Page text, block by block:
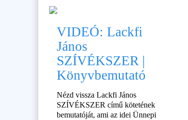
VIDEÓ: Lackfi
János
SZÍVÉKSZER |
Könyvbemutató
Nézd vissza Lackfi János
SZÍVÉKSZER című kötetének
bemutatóját, ami az idei Ünnepi